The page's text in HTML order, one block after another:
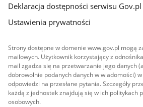
Deklaracja dostępności serwisu Gov.pl
Ustawienia prywatności
Strony dostępne w domenie www.gov.pl mogą
mailowych. Użytkownik korzystający z
mail zgadza się na przetwarzanie jego danych
dobrowolnie podanych danych w wiadomości) w
odpowiedzi na przesłane pytania. Szczegóły
każdą z jednostek znajdują się w ich politykach
osobowych.